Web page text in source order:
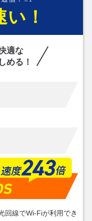
い！
適な
める！
回線でWi-Fiが利用でき